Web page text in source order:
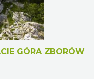
GÓRA ZBORÓW